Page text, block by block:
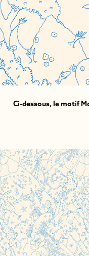
Ci-dessous, le motif